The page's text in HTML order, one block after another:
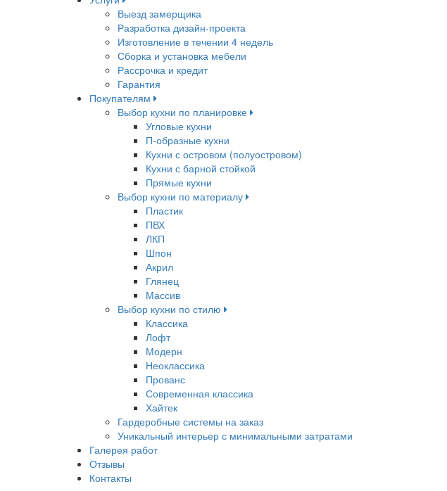
Выезд замерщика
Разработка дизайн-проекта
Изготовление в течении 4 недель
Сборка и установка мебели
Рассрочка и кредит
Гарантия
Покупателям
Выбор кухни по планировке
Угловые кухни
П-образные кухни
Кухни с островом (полуостровом)
Кухни с барной стойкой
Прямые кухни
Выбор кухни по материалу
Пластик
ПВХ
ЛКП
Шпон
Акрил
Глянец
Массив
Выбор кухни по стилю
Классика
Лофт
Модерн
Неоклассика
Прованс
Современная классика
Хайтек
Гардеробные системы на заказ
Уникальный интерьер с минимальными затратами
Галерея работ
Отзывы
Контакты